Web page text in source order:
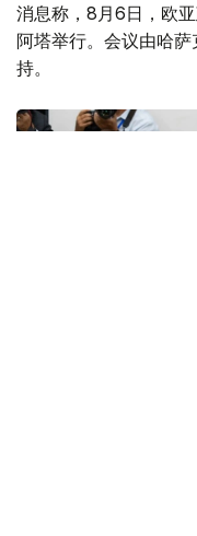
消息称，8月6日，欧
阿塔举行。会议由哈
持。